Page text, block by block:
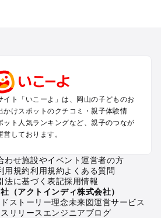
ールお出かけ
ポット
イト「いこーよ」は、岡山の子どものお
かけスポットのクチコミ・親子体験情
ット人気ランキングなど、親子のつなが
しております。
わせ施設やイベント運営者の方
用規約利用規約よくある質問
法に基づく表記採用情報
（アクトインディ株式会社）
ストーリー理念未来図運営サービス
リリース エンジニアブログ